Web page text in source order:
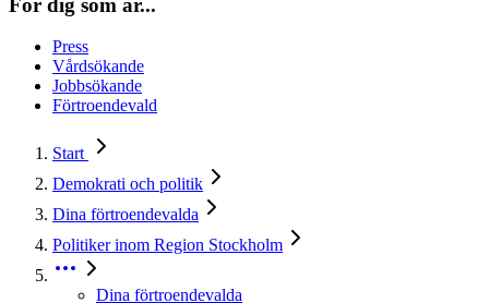
Press
Vårdsökande
Jobbsökande
Förtroendevald
Start
Demokrati och politik
Dina förtroendevalda
Politiker inom Region Stockholm
Dina förtroendevalda